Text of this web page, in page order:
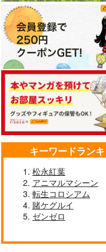
キーワードラン
松永紅葉
アニマルマシーン
転生コロシアム
賭ケグルイ
ゼンゼロ